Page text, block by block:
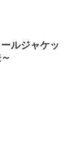
ルジャケッ